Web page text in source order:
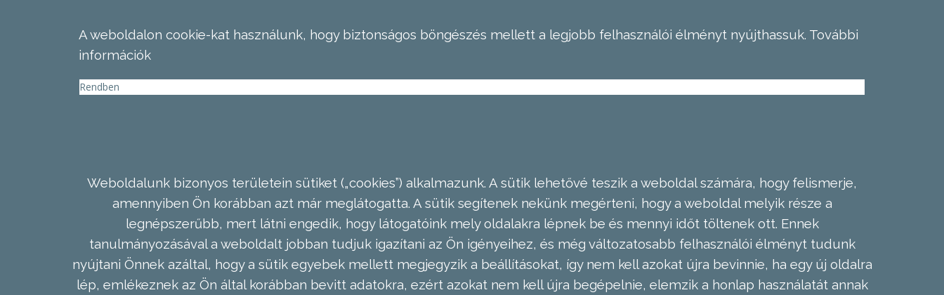
A weboldalon cookie-kat használunk, hogy biztonságos böngészés mellett a legjobb felhasználói élményt nyújthassuk. További
információk
Rendben
Weboldalunk bizonyos területein sütiket („cookies”) alkalmazunk. A sütik lehetővé teszik a weboldal számára, hogy felismerje,
amennyiben Ön korábban azt már meglátogatta. A sütik segítenek nekünk megérteni, hogy a weboldal melyik része a
legnépszerűbb, mert látni engedik, hogy látogatóink mely oldalakra lépnek be és mennyi időt töltenek ott. Ennek
tanulmányozásával a weboldalt jobban tudjuk igazítani az Ön igényeihez, és még változatosabb felhasználói élményt tudunk
nyújtani Önnek azáltal, hogy a sütik egyebek mellett megjegyzik a beállításokat, így nem kell azokat újra bevinnie, ha egy új oldalra
lép, emlékeznek az Ön által korábban bevitt adatokra, ezért azokat nem kell újra begépelnie, elemzik a honlap használatát annak